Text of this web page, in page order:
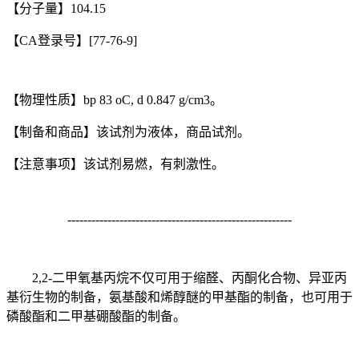
【分子量】104.15
【CA登录号】[77-76-9]
【物理性质】bp 83 oC, d 0.847 g/cm3。
【制备和商品】该试剂为液体，商品试剂。
【注意事项】该试剂易燃，有刺激性。
--------------------------------------------------------
2,2-二甲氧基丙烷不仅可用于缩醛、丙酮化合物、异亚丙
基衍生物的制备，氨基酸和烯醇醚的甲基酯的制备，也可用于
磷酸酯和二甲基硼酸酯的制备。